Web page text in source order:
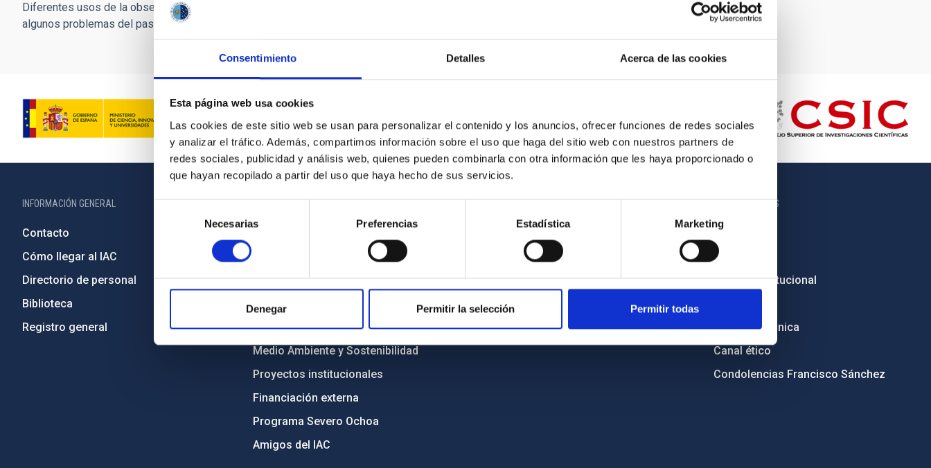
Consentimiento Detalles Acerca de las cookies
Esta página web usa cookies
Las cookies de este sitio web se usan para personalizar el contenido y los anuncios, ofrecer funciones de redes sociales
y analizar el tráfico. Además, compartimos información sobre el uso que haga del sitio web con nuestros partners de
redes sociales, publicidad y análisis web, quienes pueden combinarla con otra información que les haya proporcionado o
que hayan recopilado a partir del uso que haya hecho de sus servicios.
consentimiento
Necesarias Preferencias Estadística Marketing
Denegar Permitir la selección Permitir todas
Diferentes usos de la observación desde el espacio. Descripción de los sistemas ópticos, ejemplos de misiones y
algunos problemas del pasado.
INFORMACIÓN GENERAL
Contacto
Cómo llegar al IAC
Directorio de personal
Biblioteca
Registro general
Código ético y política antifraude
Igualdad y diversidad de género
Forever IAC
Medio Ambiente y Sostenibilidad
Proyectos institucionales
Financiación externa
Programa Severo Ochoa
Amigos del IAC
Políticas de privacidad
Aviso legal
Política de cookies
Accesibilidad
OTROS ENLACES
Empleo
Licitaciones
Imagen institucional
Sede electrónica
Canal ético
Condolencias Francisco Sánchez